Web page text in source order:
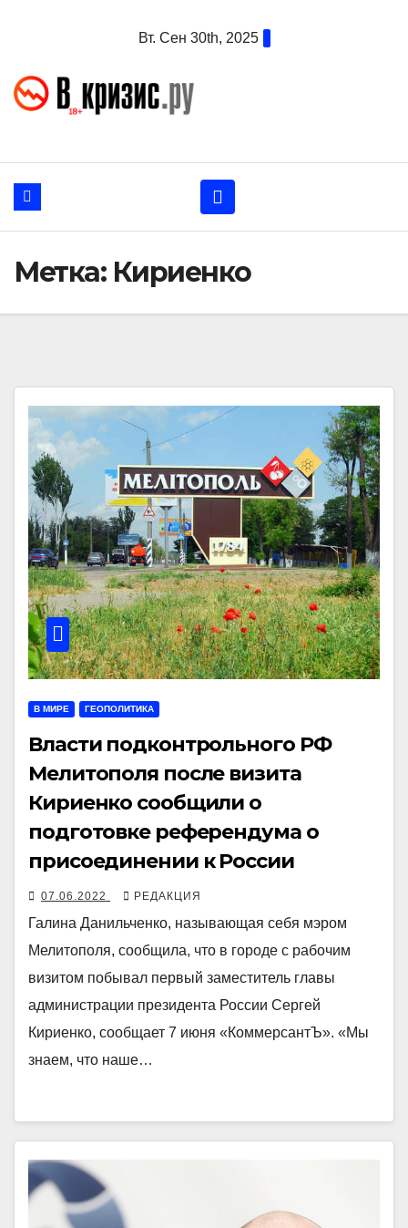
Вт. Сен 30th, 2025
Метка: Кириенко
В МИРЕ ГЕОПОЛИТИКА
Власти подконтрольного РФ
Мелитополя после визита
Кириенко сообщили о
подготовке референдума о
присоединении к России
07.06.2022 РЕДАКЦИЯ
Галина Данильченко, называющая себя мэром
Мелитополя, сообщила, что в городе с рабочим
визитом побывал первый заместитель главы
администрации президента России Сергей
Кириенко, сообщает 7 июня «КоммерсантЪ». «Мы
знаем, что наше…